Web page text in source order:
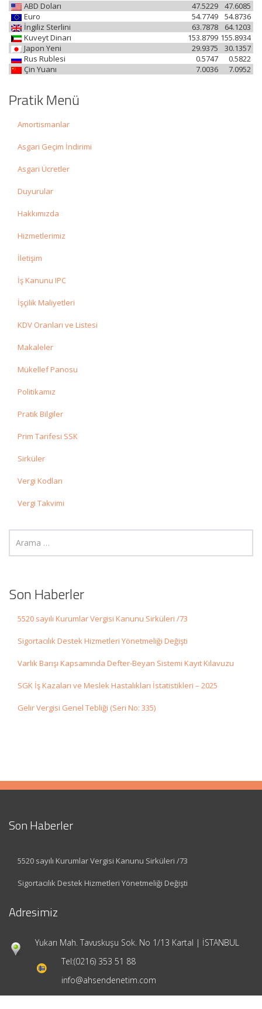
ABD Doları 47.6085
47.5229
Euro
54.8736
54.7749
İngiliz Sterlini
64.1203
63.7878
Kuveyt Dinarı
155.8934
153.8799
Japon Yeni
30.1357
29.9375
Rus Rublesi
0.5822
0.5747
Çin Yuanı
7.0952
7.0036
Pratik Menü
Amortismanlar
Asgari Geçim İndirimi
Asgari Ücretler
Duyurular
Hakkımızda
Hizmetlerimiz
İletişim
İş Kanunu IPC
İşçilik Maliyetleri
KDV Oranları ve Listesi
Makaleler
Mükellef Panosu
Politikamız
Pratik Bilgiler
Prim Tarifesi SSK
Sirküler
Vergi Kodları
Vergi Takvimi
Son Haberler
5520 sayılı Kurumlar Vergisi Kanunu Sirküleri /73
Sigortacılık Destek Hizmetleri Yönetmeliği Değişti
Varlık Barışı Kapsamında Defter-Beyan Sistemi Kayıt Kılavuzu
SGK İş Kazaları ve Meslek Hastalıkları İstatistikleri – 2025
Gelir Vergisi Genel Tebliği (Seri No: 335)
Son Haberler
5520 sayılı Kurumlar Vergisi Kanunu Sirküleri /73
Sigortacılık Destek Hizmetleri Yönetmeliği Değişti
Adresimiz
Yukarı Mah. Tavuskuşu Sok. No 1/13 Kartal | İSTANBUL
Tel:(0216) 353 51 88
info@ahsendenetim.com